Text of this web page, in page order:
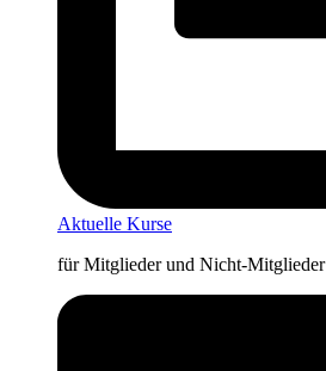
Aktuelle Kurse
für Mitglieder und Nicht-Mitglieder